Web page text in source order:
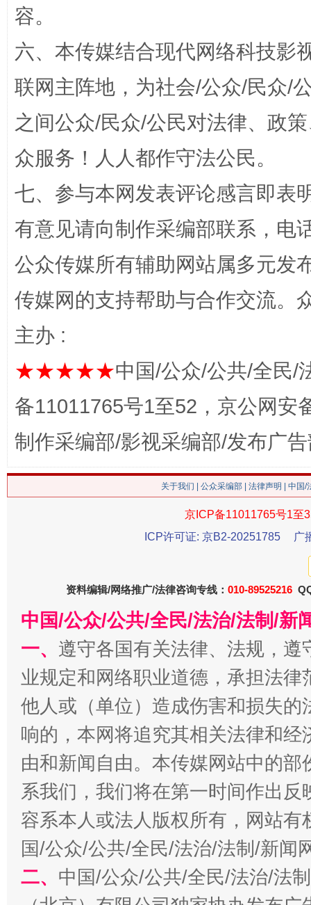
今
习近平的博鳌关键词
“刷贴”乱象丛生
揭批美国五大"原罪" "炒
解纷+调解+退费，一次搞定
容。
六、本传媒结合现代网络科技影
联网主阵地，为社会/公众/民众/
之间公众/民众/公民对法律、政
众服务！人人都作守法公民。
七、参与本网发表评论感言即表
有意见请向制作采编部联系，电
公众传媒所有辅助网站属多元发
传媒网的支持帮助与合作交流。
主办 :
★★★★★中国/公众/公共/全民/
备11011765号1至52，京公网安
制作采编部/影视采编部/发布广
关于我们 公众采编部 法律声明 | 中国
京ICP备11011765号1至
ICP许可证: 京B2-20251785
广
资料编辑/网络推广/法律咨询专线： 010-89525216
中国/公众/公共/全民/法治/法制/新
一、 遵守各国有关法律、法规，
业规定和网络职业道德，承担法
他人或（单位）造成伤害和损失
响的，本网将追究其相关法律和
由和新闻自由。本传媒网站中的
系我们，我们将在第一时间作出
容系本人或法人版权所有，网站
国/公众/公共/全民/法治/法制/新闻
二、 中国/公众/公共/全民/法治/法